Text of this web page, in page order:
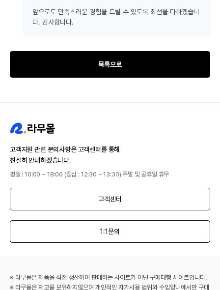
앞으로도 만족스러운 경험을 드릴 수 있도록 최선을 다하겠습니
다. 감사합니다.
목록으로
고객지원 관련 문의사항은 고객센터를 통해
친절히 안내하겠습니다.
평일 : 10:00 ~ 18:00 (점심 : 12:30 ~ 13:30) 주말 및 공휴일 휴무
고객센터
1:1문의
※ 라무몰은 제품을 직접 생산하여 판매하는 사이트가 아닌 구매대행 사이트입니다.
※ 라무몰은 재고를 보유하지않으며 개인적인 자가사용 범위와 수입양내에서만 구매